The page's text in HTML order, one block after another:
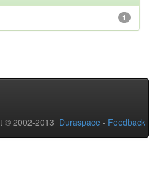
1
© 2002-2013 Duraspace - Feedback